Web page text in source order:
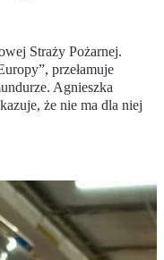
Straży Pożarnej.
przełamuje
Agnieszka
że nie ma dla niej